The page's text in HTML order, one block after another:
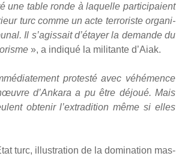
une table ronde à laquelle par­ti­ci­paient
turc comme un acte ter­ro­riste orga­ni­
Il s’agissait d’étayer la demande du
», a indi­qué la mili­tante d’Aiak.
pro­tes­té avec véhé­mence
d’Ankara a pu être déjoué. Mais
obte­nir l’extradition même si elles
turc, illus­tra­tion de la domi­na­tion mas­